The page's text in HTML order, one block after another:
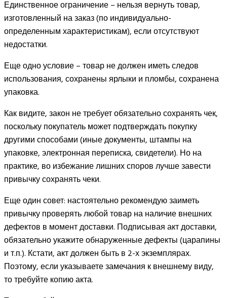
Единственное ограничение – нельзя вернуть товар,
изготовленный на заказ (по индивидуально-
определенным характеристикам), если отсутствуют
недостатки.
Еще одно условие – товар не должен иметь следов
использования, сохранены ярлыки и пломбы, сохранена
упаковка.
Как видите, закон не требует обязательно сохранять чек,
поскольку покупатель может подтверждать покупку
другими способами (иные документы, штампы на
упаковке, электронная переписка, свидетели). Но на
практике, во избежание лишних споров лучше завести
привычку сохранять чеки.
Еще один совет: настоятельно рекомендую заиметь
привычку проверять любой товар на наличие внешних
дефектов в момент доставки. Подписывая акт доставки,
обязательно укажите обнаруженные дефекты (царапины
и т.п.). Кстати, акт должен быть в 2-х экземплярах.
Поэтому, если указываете замечания к внешнему виду,
то требуйте копию акта.